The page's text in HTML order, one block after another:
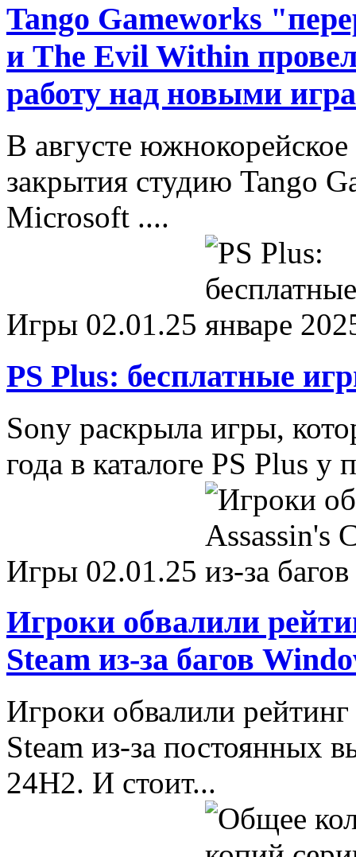
Tango Gameworks
и The Evil Within
работу над новыми
В августе южнокорейское
закрытия студию Tango
Microsoft ....
Игры 02.01.25
PS Plus: бесплатные
Sony раскрыла игры,
года в каталоге PS Plus у
Игры 02.01.25
Игроки обвалили
Steam из-за багов
Игроки обвалили
Steam из-за постоянных
24H2. И стоит...